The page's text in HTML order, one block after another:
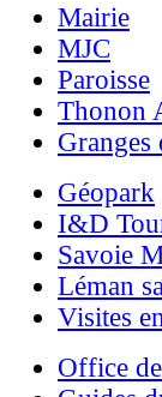
Mairie
MJC
Paroisse
Thonon
Granges
Géopark
I&D
Savoie
Léman
Visites
Office